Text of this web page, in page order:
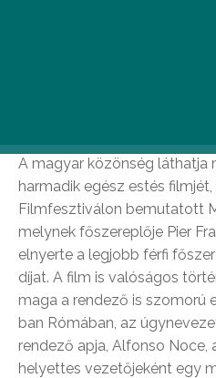
A magyar közönség láthatja
harmadik egész estés filmjét,
Filmfesztiválon bemutatott
melynek főszereplője Pier
elnyerte a legjobb férfi
díjat. A film is valóságos
maga a rendező is szomorú
ban Rómában, az
rendező apja, Alfonso Noce,
helyettes vezetőjeként egy